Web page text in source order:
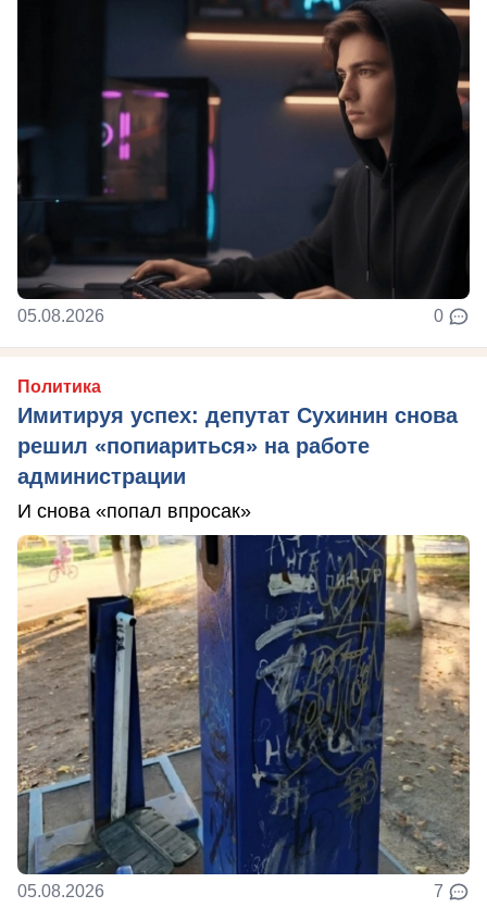
05.08.2026 0
Политика
Имитируя успех: депутат Сухинин снова
решил «попиариться» на работе
администрации
И снова «попал впросак»
05.08.2026 7